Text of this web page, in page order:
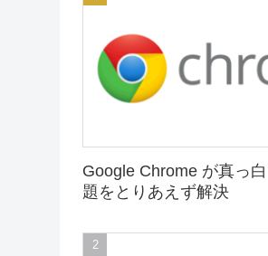
Google Chrome が真っ
題をとりあえず解決